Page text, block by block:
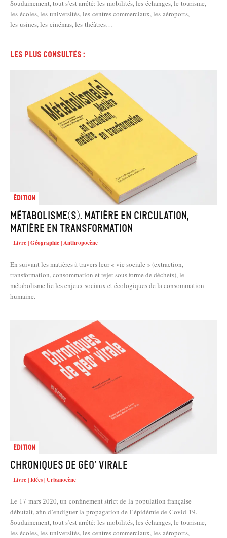
Soudainement, tout s’est arrêté: les mobilités, les échanges, le tourisme,
les écoles, les universités, les centres commerciaux, les aéroports,
les usines, les cinémas, les théâtres…
Les plus consultés :
Édition
Métabolisme(s). Matière en circulation,
matière en transformation
Livre | Géographie | Anthropocène
En suivant les matières à travers leur « vie sociale » (extraction,
transformation, consommation et rejet sous forme de déchets), le
métabolisme lie les enjeux sociaux et écologiques de la consommation
humaine.
Édition
Chroniques de géo’ virale
Livre | Idées | Urbanocène
Le 17 mars 2020, un confinement strict de la population française
débutait, afin d’endiguer la propagation de l’épidémie de Covid 19.
Soudainement, tout s’est arrêté: les mobilités, les échanges, le tourisme,
les écoles, les universités, les centres commerciaux, les aéroports,